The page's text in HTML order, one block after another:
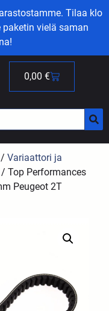
Tilaa klo
vielä saman
0,00 €
/Variaattori ja
/ Top Performances
Peugeot 2T